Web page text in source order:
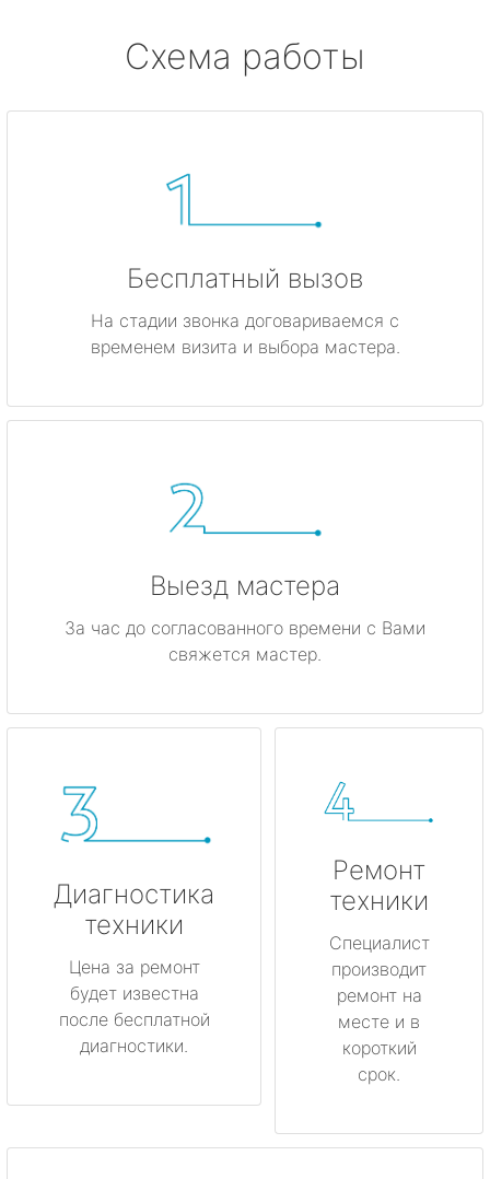
Схема работы
Бесплатный вызов
На стадии звонка договариваемся с
временем визита и выбора мастера.
Выезд мастера
За час до согласованного времени с Вами
свяжется мастер.
Диагностика
техники
Цена за ремонт
будет известна
после бесплатной
диагностики.
Ремонт
техники
Специалист
производит
ремонт на
месте и в
короткий
срок.